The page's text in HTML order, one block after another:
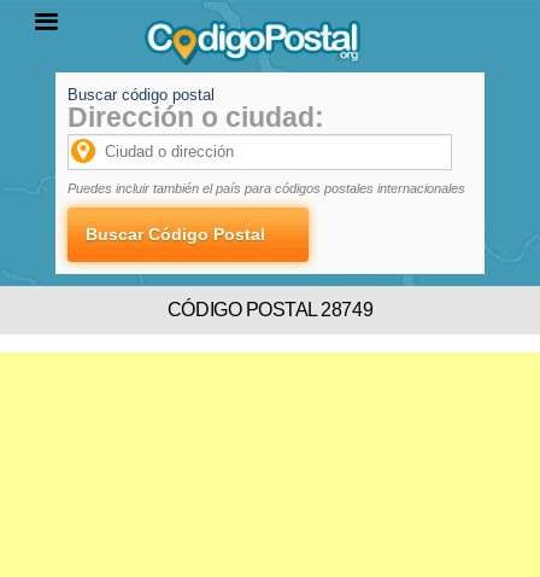
PROVINCIAS
LOCALIDADES
Buscar código postal
Dirección o ciudad:
Puedes incluir también el país para códigos postales internacionales
CÓDIGO POSTAL 28749